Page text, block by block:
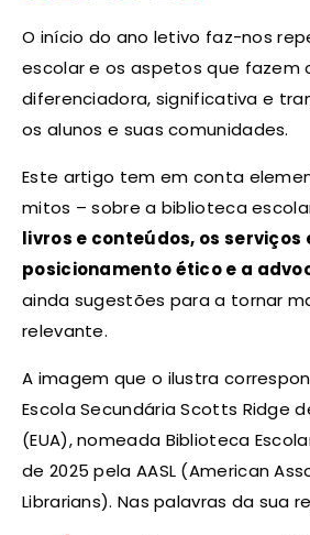
O início do ano letivo faz-nos
escolar e os aspetos que fazem
diferenciadora, significativa e
os alunos e suas comunidades.
Este artigo tem em conta
mitos – sobre a biblioteca
livros e conteúdos, os serviços
posicionamento ético e a
ainda sugestões para a tornar
relevante.
A imagem que o ilustra
Escola Secundária Scotts Ridge
(EUA), nomeada Biblioteca
de 2025 pela AASL (American
Librarians). Nas palavras da sua